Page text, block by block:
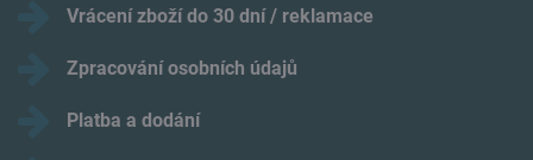
Vrácení zboží do 30 dní / reklamace
Zpracování osobních údajů
Platba a dodání